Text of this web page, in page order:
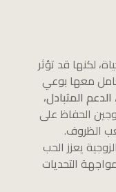
لكنها قد تؤثر
معها بوعي
المتبادل،
الحفاظ على
الظروف.
يعزز الحب
التحديات